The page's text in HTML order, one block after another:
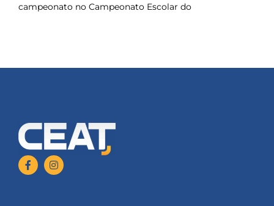
campeonato no Campeonato Escolar do